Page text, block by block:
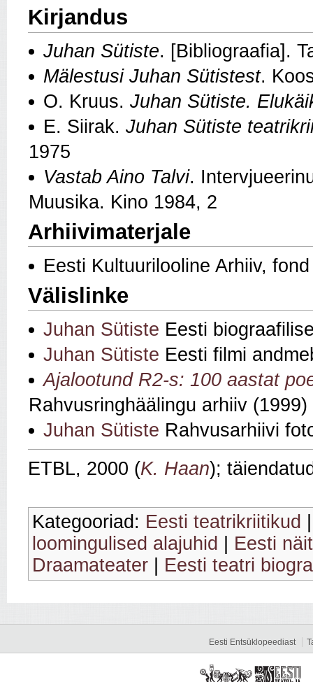
Kirjandus
Juhan Sütiste. [Bibliograafia].
Mälestusi Juhan Sütistest.
O. Kruus. Juhan Sütiste.
E. Siirak. Juhan Sütiste
1975
Vastab Aino Talvi.
Muusika. Kino 1984, 2
Arhiivimaterjale
Eesti Kultuurilooline Arhiiv,
Välislinke
Juhan Sütiste Eesti
Juhan Sütiste Eesti filmi
Ajalootund R2-s: 100 aastat
Rahvusringhäälingu arhiiv (1999)
Juhan Sütiste Rahvusarhiivi
ETBL, 2000 (K. Haan);
Kategooriad: Eesti teatrikriitikud
loomingulised alajuhid
Eesti
Draamateater
Eesti teatri
Eesti Entsüklopeediast